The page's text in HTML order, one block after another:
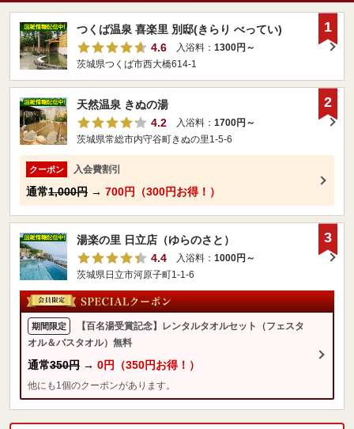
つくば温泉 喜楽里 別邸(きらり べってい)
4.6
入浴料： 1300円～
茨城県つくば市西大橋614-1
1
天然温泉 きぬの湯
4.2
入浴料： 1700円～
茨城県常総市内守谷町きぬの里1-5-6
クーポン 入会費割引
通常1,000円 → 700円（300円お得！）
2
湯楽の里 日立店（ゆらのさと）
4.4
入浴料： 1000円～
茨城県日立市河原子町1-1-6
期間限定
【百名湯受賞記念】レンタルタオルセット（フェスタ
オル＆バスタオル）無料
通常350円 → 0円（350円お得！）
他にも1個のクーポンがあります。
3